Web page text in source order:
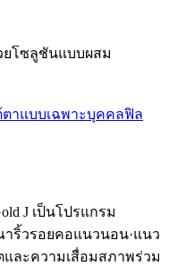
ยโซลูชันแบบผสม
ตาแบบเฉพาะบุคคลฟิล
J เป็นโปรแกรม
ริ้วรอยคอแนวนอน·แนว
และความเสื่อมสภาพร่วม